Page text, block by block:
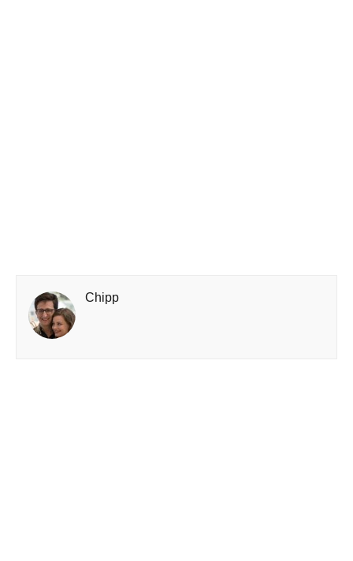
Chipp